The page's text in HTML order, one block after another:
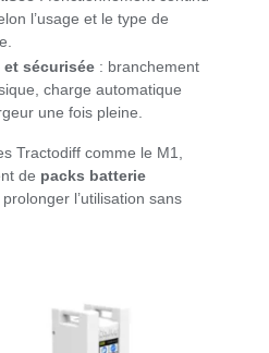
l’usage et le type de
et sécurisée : branchement
charge automatique
une fois pleine.
Tractodiff comme le M1,
de packs batterie
l’utilisation sans